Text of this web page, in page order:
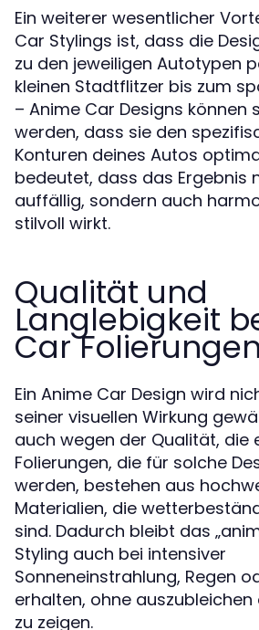
Ein weiterer wesentlicher
Car Stylings ist, dass die
zu den jeweiligen Autotypen
kleinen Stadtflitzer bis zum
– Anime Car Designs können
werden, dass sie den
Konturen deines Autos
bedeutet, dass das Ergebnis
auffällig, sondern auch
stilvoll wirkt.
Qualität und
Langlebigkeit
Car Folierungen
Ein Anime Car Design wird
seiner visuellen Wirkung
auch wegen der Qualität, die
Folierungen, die für solche
werden, bestehen aus
Materialien, die
sind. Dadurch bleibt das
Styling auch bei intensiver
Sonneneinstrahlung, Regen
erhalten, ohne
zu zeigen.